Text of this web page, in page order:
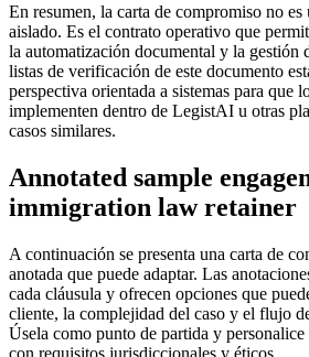
En resumen, la carta de compromiso no
aislado. Es el contrato operativo que
la automatización documental y la gestión
listas de verificación de este documento
perspectiva orientada a sistemas para que
implementen dentro de LegistAI u otras
casos similares.
Annotated sample
immigration law retainer
A continuación se presenta una carta de
anotada que puede adaptar. Las
cada cláusula y ofrecen opciones que
cliente, la complejidad del caso y el flujo
Úsela como punto de partida y
con requisitos jurisdiccionales y éticos.